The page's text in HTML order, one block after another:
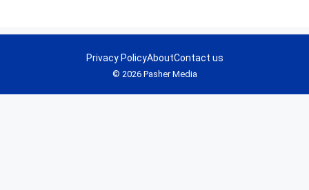
© 2026 Pasher Media
Privacy PolicyAboutContact us